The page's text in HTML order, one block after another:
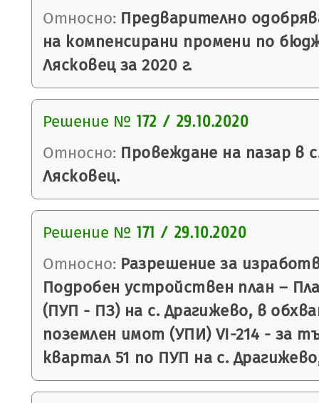
Относно: Предварително
на компенсирани промени по
Лясковец за 2020 г.
Решение № 172 / 29.10.2020
Относно: Провеждане на пазар в
Лясковец.
Решение № 171 / 29.10.2020
Относно: Разрешение за
Подробен устройствен план –
(ПУП - ПЗ) на с. Драгижево, в
поземлен имот (УПИ) VI-214 - за
квартал 51 по ПУП на с.